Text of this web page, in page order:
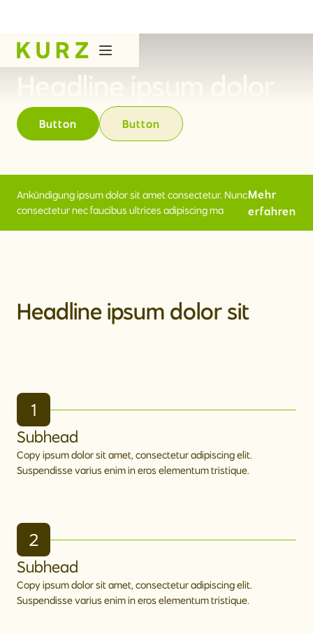
Button Button
Ankündigung ipsum dolor sit amet consectetur. Nunc
consectetur nec faucibus ultrices adipiscing ma
Mehr
erfahren
Headline ipsum dolor sit
1
Subhead
Copy ipsum dolor sit amet, consectetur adipiscing elit.
Suspendisse varius enim in eros elementum tristique.
2
Subhead
Copy ipsum dolor sit amet, consectetur adipiscing elit.
Suspendisse varius enim in eros elementum tristique.